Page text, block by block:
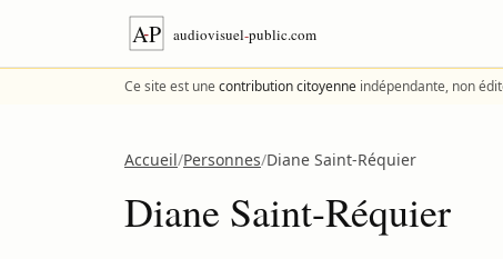
Aller au contenu
Ce site est unecontribution citoyenne indépendante, non
Accueil/Personnes/Diane Saint-Réquier
Diane Saint-Réquier